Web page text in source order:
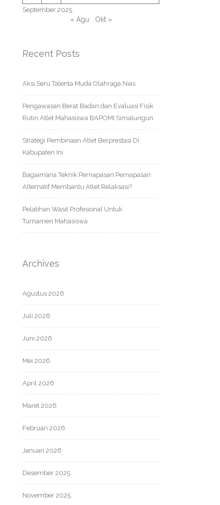
September 2025
« Agu Okt »
Recent Posts
Aksi Seru Talenta Muda Olahraga Nias
Pengawasan Berat Badan dan Evaluasi Fisik
Rutin Atlet Mahasiswa BAPOMI Simalungun
Strategi Pembinaan Atlet Berprestasi Di
Kabupaten Ini
Bagaimana Teknik Pernapasan Pernapasan
Alternatif Membantu Atlet Relaksasi?
Pelatihan Wasit Profesional Untuk
Turnamen Mahasiswa
Archives
Agustus 2026
Juli 2026
Juni 2026
Mei 2026
April 2026
Maret 2026
Februari 2026
Januari 2026
Desember 2025
November 2025